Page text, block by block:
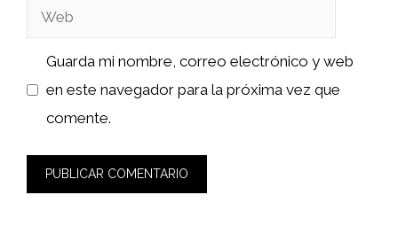
Web
Guarda mi nombre, correo electrónico y web
en este navegador para la próxima vez que
comente.